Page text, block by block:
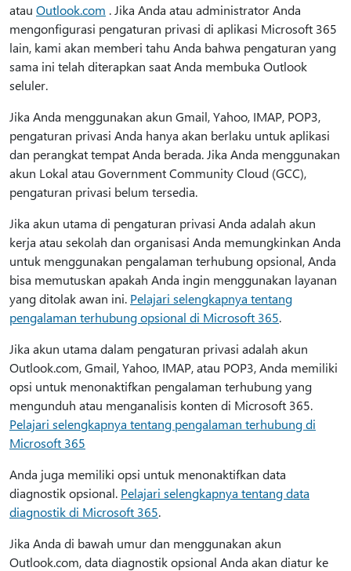
atau Outlook.com . Jika Anda atau administrator Anda
mengonfigurasi pengaturan privasi di aplikasi Microsoft 365
lain, kami akan memberi tahu Anda bahwa pengaturan yang
sama ini telah diterapkan saat Anda membuka Outlook
seluler.
Jika Anda menggunakan akun Gmail, Yahoo, IMAP, POP3,
pengaturan privasi Anda hanya akan berlaku untuk aplikasi
dan perangkat tempat Anda berada. Jika Anda menggunakan
akun Lokal atau Government Community Cloud (GCC),
pengaturan privasi belum tersedia.
Jika akun utama di pengaturan privasi Anda adalah akun
kerja atau sekolah dan organisasi Anda memungkinkan Anda
untuk menggunakan pengalaman terhubung opsional, Anda
bisa memutuskan apakah Anda ingin menggunakan layanan
yang ditolak awan ini. Pelajari selengkapnya tentang
pengalaman terhubung opsional di Microsoft 365.
Jika akun utama dalam pengaturan privasi adalah akun
Outlook.com, Gmail, Yahoo, IMAP, atau POP3, Anda memiliki
opsi untuk menonaktifkan pengalaman terhubung yang
mengunduh atau menganalisis konten di Microsoft 365.
Pelajari selengkapnya tentang pengalaman terhubung di
Microsoft 365
Anda juga memiliki opsi untuk menonaktifkan data
diagnostik opsional. Pelajari selengkapnya tentang data
diagnostik di Microsoft 365.
Jika Anda di bawah umur dan menggunakan akun
Outlook.com, data diagnostik opsional Anda akan diatur ke